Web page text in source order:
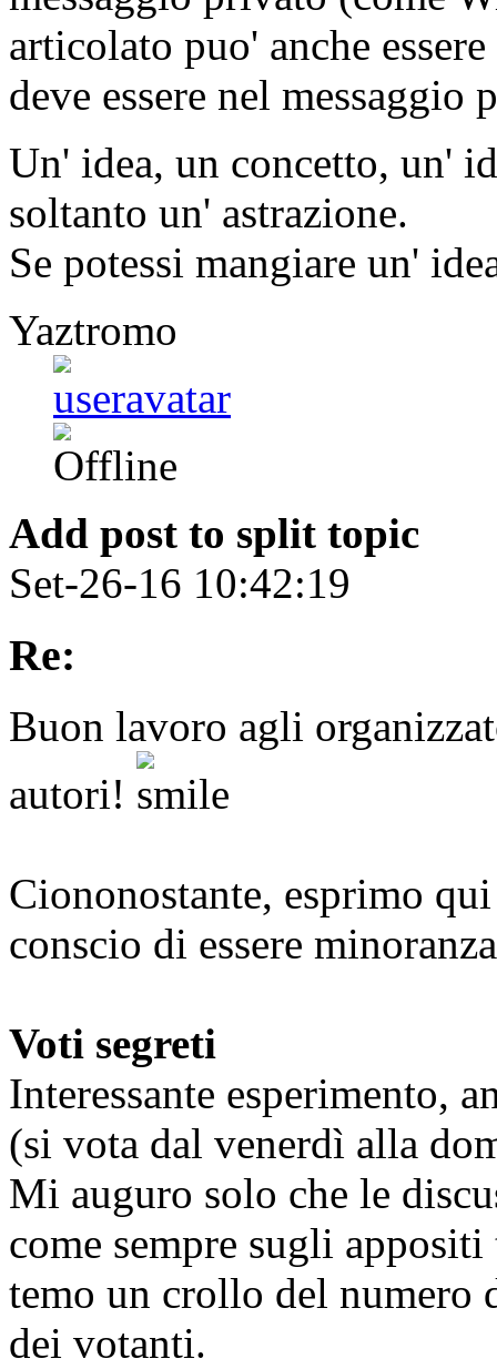
articolato puo' anche
deve essere nel messaggio
Un' idea, un concetto, un'
soltanto un' astrazione.
Se potessi mangiare un'
Yaztromo
Add post to split topic
Set-26-16 10:42:19
Re:
Buon lavoro agli
autori!
Ciononostante, esprimo
conscio di essere
Voti segreti
Interessante esperimento,
(si vota dal venerdì alla
Mi auguro solo che le
come sempre sugli
temo un crollo del numero
dei votanti.